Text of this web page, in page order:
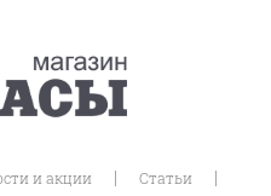
и акции | Статьи |